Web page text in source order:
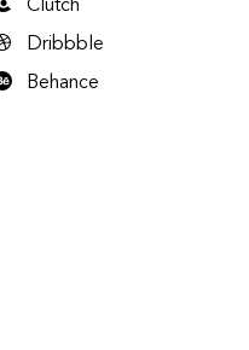
Clutch
Dribbble
Behance